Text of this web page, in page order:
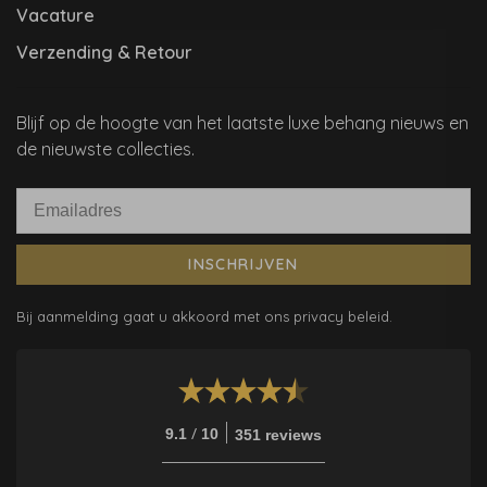
Vacature
Verzending & Retour
Blijf op de hoogte van het laatste luxe behang nieuws en
de nieuwste collecties.
INSCHRIJVEN
Bij aanmelding gaat u akkoord met ons privacy beleid.
9.1 / 10 351 reviews